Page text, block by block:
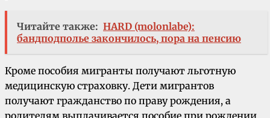
Читайте также: HARD (molonlabe):
бандподполье закончилось, пора на пенсию
Кроме пособия мигранты получают льготную
медицинскую страховку. Дети мигрантов
получают гражданство по праву рождения, а
родителям выплачивается пособие при рождении